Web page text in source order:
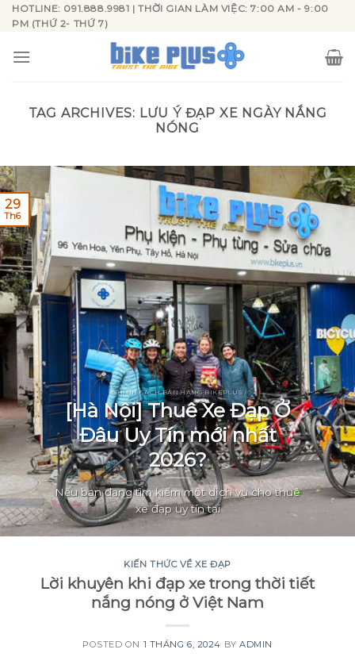
Skip
content
HOTLINE: 091.888.9981 | THỜI GIAN LÀM VIỆC: 7:00 AM - 9:00
PM (THỨ 2- THỨ 7)
TAG ARCHIVES: LƯU Ý ĐẠP XE NGÀY NẮNG
NÓNG
CHÍNH SÁCH BÁN HÀNG BIKEPLUS
[Hà Nội] Thuê Xe Đạp Ở
Đâu Uy Tín mới nhất
2026?
Nếu bạn đang tìm kiếm một dịch vụ cho thuê
xe đạp uy tín tại
29
Th6
KIẾN THỨC VỀ XE ĐẠP
Lời khuyên khi đạp xe trong thời tiết
nắng nóng ở Việt Nam
POSTED ON 1 THÁNG 6, 2024 BYADMIN